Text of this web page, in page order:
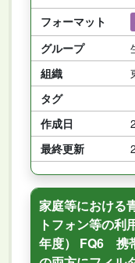
フォーマット
グループ
組織
タグ
作成日
最終更新
家庭等における
トフォン等の利
年度） FQ6 携